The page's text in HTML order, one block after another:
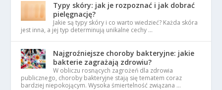
Typy skóry: jak je rozpoznać i jak dobrać
pielęgnację?
Jakie są typy skóry i co warto wiedzieć? Każda skóra
jest inna, a jej typ determinują unikalne cechy …
Najgroźniejsze choroby bakteryjne: jakie
bakterie zagrażają zdrowiu?
W obliczu rosnących zagrożeń dla zdrowia
publicznego, choroby bakteryjne stają się tematem coraz
bardziej niepokojącym. Wysoka śmiertelność związana …